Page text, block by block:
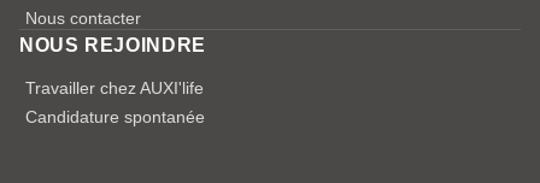
Nous contacter
NOUS REJOINDRE
Travailler chez AUXI'life
Candidature spontanée